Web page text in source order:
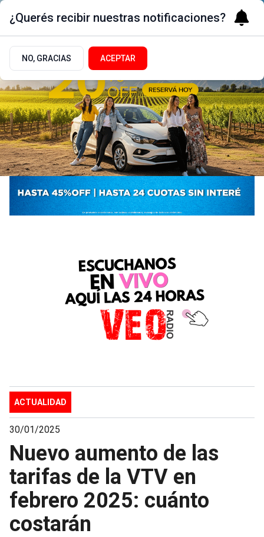
ACTUALIDAD
30/01/2025
Nuevo aumento de las
tarifas de la VTV en
febrero 2025: cuánto
costarán
¿Querés recibir nuestras notificaciones?
NO, GRACIAS ACEPTAR